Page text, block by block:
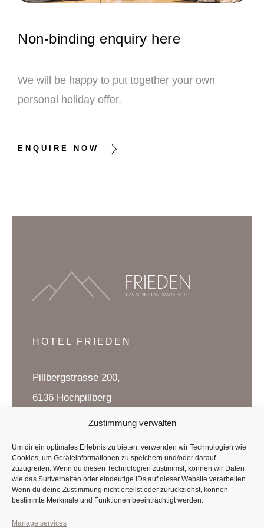
Zustimmung verwalten
Um dir ein optimales Erlebnis zu bieten, verwenden wir Technologien wie
Cookies, um Geräteinformationen zu speichern und/oder darauf
zuzugreifen. Wenn du diesen Technologien zustimmst, können wir Daten
wie das Surfverhalten oder eindeutige IDs auf dieser Website verarbeiten.
Wenn du deine Zustimmung nicht erteilst oder zurückziehst, können
bestimmte Merkmale und Funktionen beeinträchtigt werden.
Manage services
Non-binding enquiry here
We will be happy to put together your own
personal holiday offer.
ENQUIRE NOW
CONTACT US
T:+43 5242 623 29
M:info@hotel-frieden.at
HOTEL FRIEDEN
Pillbergstrasse 200,
6136 Hochpillberg